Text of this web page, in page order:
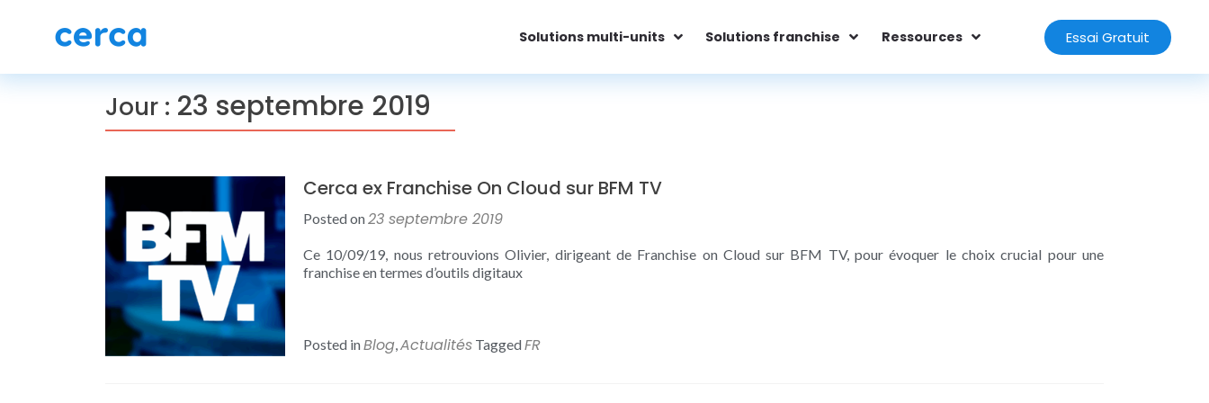
Solutions multi-units Solutions franchise Ressources Essai Gratuit
Jour : 23 septembre 2019
Cerca ex Franchise On Cloud sur BFM TV
Posted on23 septembre 2019
Ce 10/09/19, nous retrouvions Olivier, dirigeant de Franchise on Cloud sur BFM TV, pour évoquer le choix crucial pour une
franchise en termes d’outils digitaux
Posted inBlog,Actualités TaggedFR